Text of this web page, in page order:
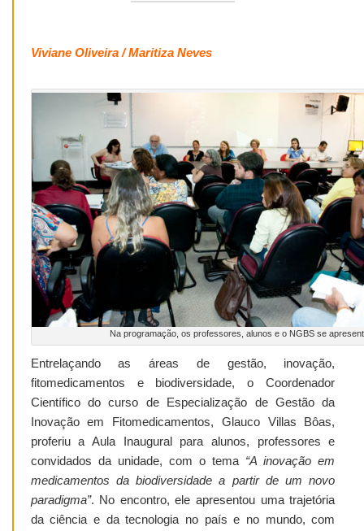
Viviane Oliveira / Maritiza Neves
Na programação, os professores, alunos e o NGBS se
Entrelaçando as áreas de gestão, inovação,
fitomedicamentos e biodiversidade, o Coordenador
Científico do curso de Especialização de Gestão da
Inovação em Fitomedicamentos, Glauco Villas Bôas,
proferiu a Aula Inaugural para alunos, professores e
convidados da unidade, com o tema “A inovação em
medicamentos da biodiversidade a partir de um novo
paradigma”. No encontro, ele apresentou uma trajetória
da ciência e da tecnologia no país e no mundo, com